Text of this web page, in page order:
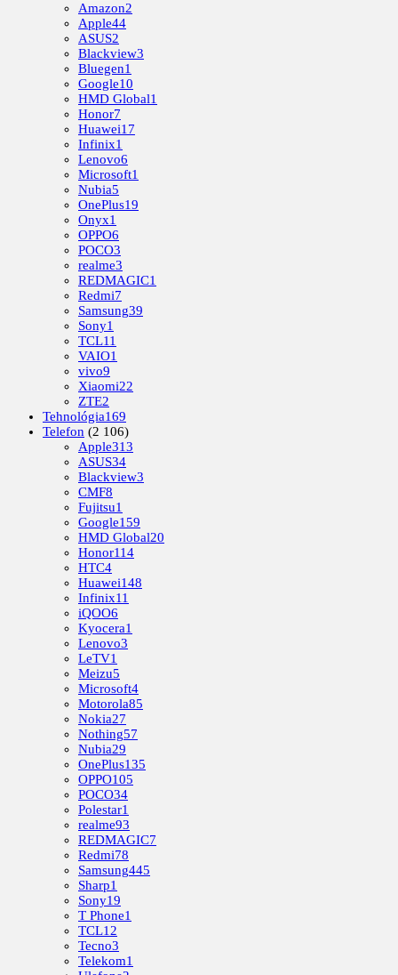
Amazon2
Apple44
ASUS2
Blackview3
Bluegen1
Google10
HMD Global1
Honor7
Huawei17
Infinix1
Lenovo6
Microsoft1
Nubia5
OnePlus19
Onyx1
OPPO6
POCO3
realme3
REDMAGIC1
Redmi7
Samsung39
Sony1
TCL11
VAIO1
vivo9
Xiaomi22
ZTE2
Tehnológia169
Telefon (2 106)
Apple313
ASUS34
Blackview3
CMF8
Fujitsu1
Google159
HMD Global20
Honor114
HTC4
Huawei148
Infinix11
iQOO6
Kyocera1
Lenovo3
LeTV1
Meizu5
Microsoft4
Motorola85
Nokia27
Nothing57
Nubia29
OnePlus135
OPPO105
POCO34
Polestar1
realme93
REDMAGIC7
Redmi78
Samsung445
Sharp1
Sony19
T Phone1
TCL12
Tecno3
Telekom1